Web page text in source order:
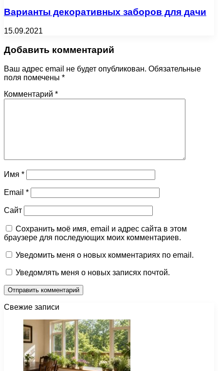
Варианты декоративных заборов для дачи
15.09.2021
Добавить комментарий
Ваш адрес email не будет опубликован. Обязательные
поля помечены *
Комментарий *
Имя *
Email *
Сайт
Сохранить моё имя, email и адрес сайта в этом
браузере для последующих моих комментариев.
Уведомить меня о новых комментариях по email.
Уведомлять меня о новых записях почтой.
Свежие записи